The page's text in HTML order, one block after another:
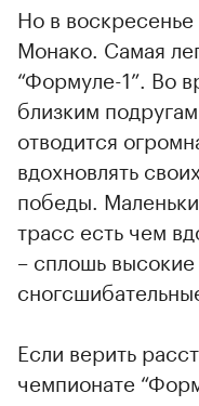
Но в
Монако. Самая
“Формуле-1”. Во
близким
отводится
вдохновлять
победы.
трасс есть чем
– сплошь
Если верить
чемпионате